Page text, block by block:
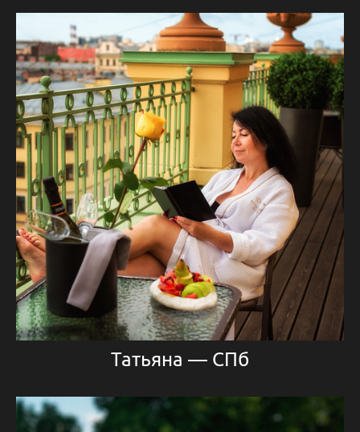
Татьяна — СПб